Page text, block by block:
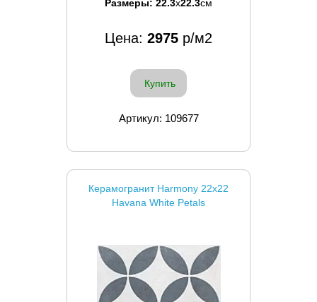
Размеры: 22.3x22.3см
Цена: 2975 р/м2
Купить
Артикул: 109677
Керамогранит Harmony 22x22
Havana White Petals